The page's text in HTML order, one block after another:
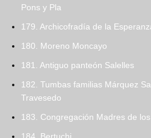
Pons y Pla
179. Archicofradía de la
180. Moreno Moncayo
181. Antiguo panteón Salelles
182. Tumbas familias Márquez
Travesedo
183. Congregación Madres de